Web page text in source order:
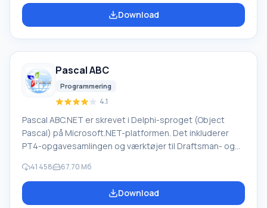
virksomheder. PROMT-software giver oversættelse af
enhver tekst ved hjælp af indbyggede ordbøger,
udenlandsk firma
Download
Pascal ABC
Programmering
4.1
Pascal ABC.NET er skrevet i Delphi-sproget (Object
Pascal) på Microsoft.NET-platformen. Det inkluderer
PT4-opgavesamlingen og værktøjer til Draftsman- og
lærer programmering. Hovedformålet med Pascal
ABC.NET-programmeringssystemet er at studere og
undervise i moderne programmeringssprog. Funktioner
41 458 67.70 Мб
Download